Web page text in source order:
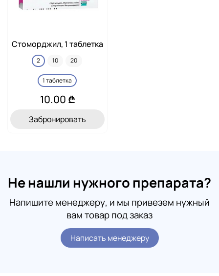
Стоморджил, 1 таблетка
2 10 20
1 таблетка
10.00 ₾
Забронировать
Не нашли нужного препарата?
Напишите менеджеру, и мы привезем нужный
вам товар под заказ
Написать менеджеру